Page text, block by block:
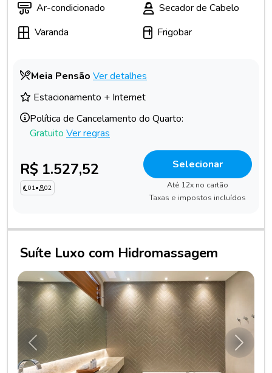
Ar-condicionado
Secador de Cabelo
Varanda
Frigobar
Meia Pensão Ver detalhes
Estacionamento + Internet
Política de Cancelamento do Quarto:
Gratuito Ver regras
R$ 1.527,52
01• 02
Selecionar
Até 12x no cartão
Taxas e impostos incluídos
Suíte Luxo com Hidromassagem
Anterior